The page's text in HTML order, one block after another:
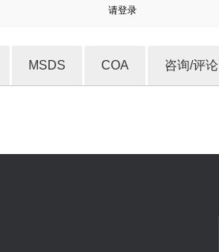
请登录
MSDS COA 咨询/评论